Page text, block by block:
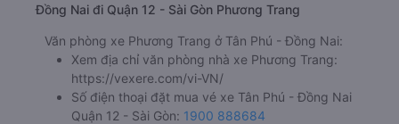
Đồng Nai đi Quận 12 - Sài Gòn Phương Trang
Văn phòng xe Phương Trang ở Tân Phú - Đồng Nai:
Xem địa chỉ văn phòng nhà xe Phương Trang:
https://vexere.com/vi-VN/
Số điện thoại đặt mua vé xe Tân Phú - Đồng Nai
Quận 12 - Sài Gòn: 1900 888684